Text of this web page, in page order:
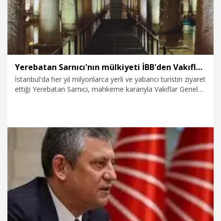
Yerebatan Sarnıcı'nın mülkiyeti İBB'den Vakıflar Genel Müdürlüğü'ne devredildi
İstanbul'da her yıl milyonlarca yerli ve yabancı turistin ziyaret
ettiği Yerebatan Sarnıcı, mahkeme kararıyla Vakıflar Genel
başlamasıyla birlikte kapatılan sarnıcın gişe işlemlerinin
tamamlanmasının ardından yeniden açılacağı öğrenildi.
2.06.2026 Gündem